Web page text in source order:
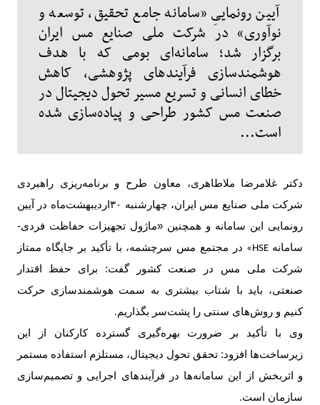
آیین رونماییِ «سامانه جامع تحقیق، توسعه و
نوآوری» در شرکت ملی صنایع مس ایران
برگزار شد؛ سامانه‌ای بومی که با هدف
هوشمندسازی فرآیندهای پژوهشی، کاهش
خطای انسانی و تسریع مسیر تحول دیجیتال در
صنعت مس کشور طراحی و پیاده‌سازی شده‌
است...
دکتر غلامرضا ملاطاهری، معاون طرح و برنامه‌ریزی راهبردی
شرکت ملی صنایع مس ایران، چهارشنبه ۳۰اردیبهشت‌ماه در آیین
رونمایی این سامانه و همچنین «ماژول تجهیزات حفاظت فردی-
سامانه
در مجتمع مس سرچشمه، با تأکید بر جایگاه ممتاز
شرکت ملی مس در صنعت کشور گفت: برای حفظ اقتدار
صنعتی، باید با شتاب بیشتری به سمت هوشمندسازی حرکت
کنیم و روش‌های سنتی را پشت‌سر بگذاریم.
وی با تأکید بر ضرورت بهره‌گیری گسترده کارکنان از این
زیرساخت‌ها افزود: تحقق تحول دیجیتال، مستلزم استفاده مستمر
و اثربخش از این سامانه‌ها در فرآیندهای اجرایی و تصمیم‌سازی
سازمان است.